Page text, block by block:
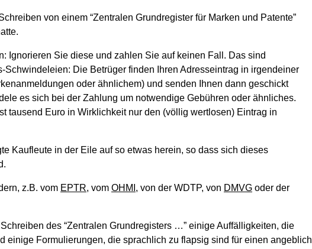
von einem “Zentralen Grundregister für Marken und Patente”
Ignorieren Sie diese und zahlen Sie auf keinen Fall. Das sind
Die Betrüger finden Ihren Adresseintrag in irgendeiner
oder ähnlichem) und senden Ihnen dann geschickt
es sich bei der Zahlung um notwendige Gebühren oder ähnliches.
tausend Euro in Wirklichkeit nur den (völlig wertlosen) Eintrag in
Kaufleute in der Eile auf so etwas herein, so dass sich dieses
z.B. vom EPTR, vom OHMI , von der WDTP, von DMVG oder der
des “Zentralen Grundregisters …” einige Auffälligkeiten, die
einige Formulierungen, die sprachlich zu flapsig sind für einen angeblich